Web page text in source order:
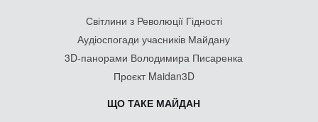
Світлини з Революції Гідності
Аудіоспогади учасників Майдану
3D-панорами Володимира Писаренка
Проєкт Maidan3D
ЩО ТАКЕ МАЙДАН